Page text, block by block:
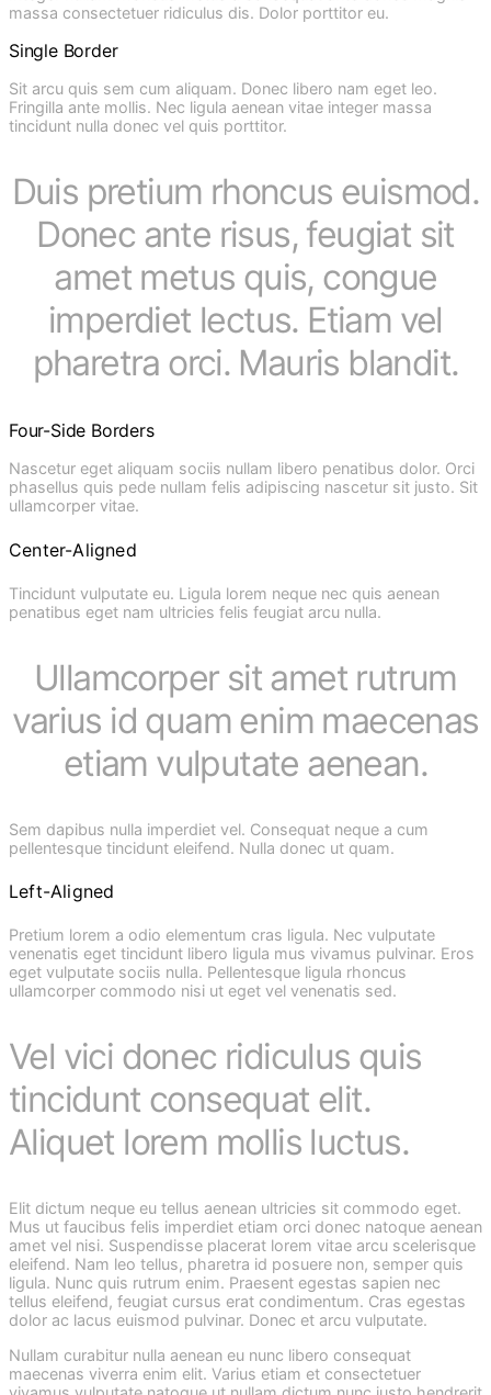
massa consectetuer ridiculus dis. Dolor porttitor eu.
Single Border
Sit arcu quis sem cum aliquam. Donec libero nam eget leo.
Fringilla ante mollis. Nec ligula aenean vitae integer massa
tincidunt nulla donec vel quis porttitor.
Duis pretium rhoncus euismod.
Donec ante risus, feugiat sit
amet metus quis, congue
imperdiet lectus. Etiam vel
pharetra orci. Mauris blandit.
Four-Side Borders
Nascetur eget aliquam sociis nullam libero penatibus dolor. Orci
phasellus quis pede nullam felis adipiscing nascetur sit justo. Sit
ullamcorper vitae.
Center-Aligned
Tincidunt vulputate eu. Ligula lorem neque nec quis aenean
penatibus eget nam ultricies felis feugiat arcu nulla.
Ullamcorper sit amet rutrum
varius id quam enim maecenas
etiam vulputate aenean.
Sem dapibus nulla imperdiet vel. Consequat neque a cum
pellentesque tincidunt eleifend. Nulla donec ut quam.
Left-Aligned
Pretium lorem a odio elementum cras ligula. Nec vulputate
venenatis eget tincidunt libero ligula mus vivamus pulvinar. Eros
eget vulputate sociis nulla. Pellentesque ligula rhoncus
ullamcorper commodo nisi ut eget vel venenatis sed.
Vel vici donec ridiculus quis
tincidunt consequat elit.
Aliquet lorem mollis luctus.
Elit dictum neque eu tellus aenean ultricies sit commodo eget.
Mus ut faucibus felis imperdiet etiam orci donec natoque aenean
amet vel nisi. Suspendisse placerat lorem vitae arcu scelerisque
eleifend. Nam leo tellus, pharetra id posuere non, semper quis
ligula. Nunc quis rutrum enim. Praesent egestas sapien nec
tellus eleifend, feugiat cursus erat condimentum. Cras egestas
dolor ac lacus euismod pulvinar. Donec et arcu vulputate.
Nullam curabitur nulla aenean eu nunc libero consequat
maecenas viverra enim elit. Varius etiam et consectetuer